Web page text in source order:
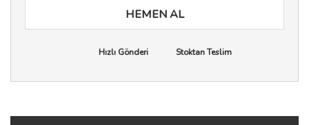
HEMEN AL
Hızlı Gönderi Stoktan Teslim